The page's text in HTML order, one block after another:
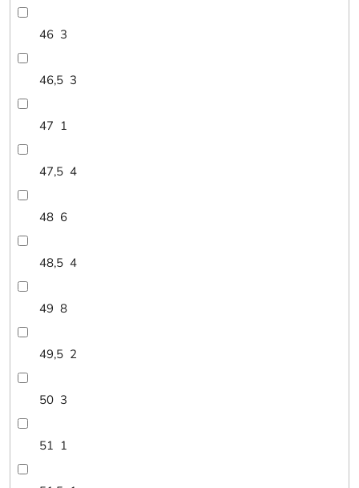
46 3
46,5 3
47 1
47,5 4
48 6
48,5 4
49 8
49,5 2
50 3
51 1